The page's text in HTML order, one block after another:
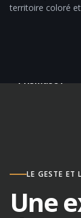
territoire coloré
PrismaSeT
LE GESTE ET
Une